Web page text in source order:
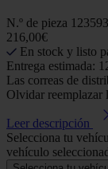
N.º de pieza
216,00€
En stock y listo
Entrega estimada:
Las correas de
Olvidar reemplazar
Leer descripción
Selecciona tu
vehículo